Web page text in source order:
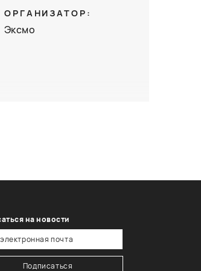
ОРГАНИЗАТОР:
Эксмо
на новости
Подписаться